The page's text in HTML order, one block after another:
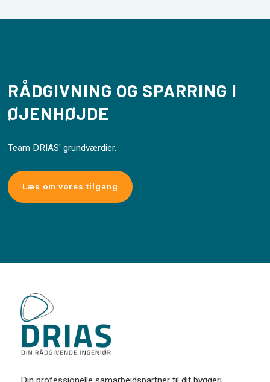
RÅDGIVNING OG SPARRING I
ØJENHØJDE
Team DRIAS' grundværdier.
Læs om vores tilgang